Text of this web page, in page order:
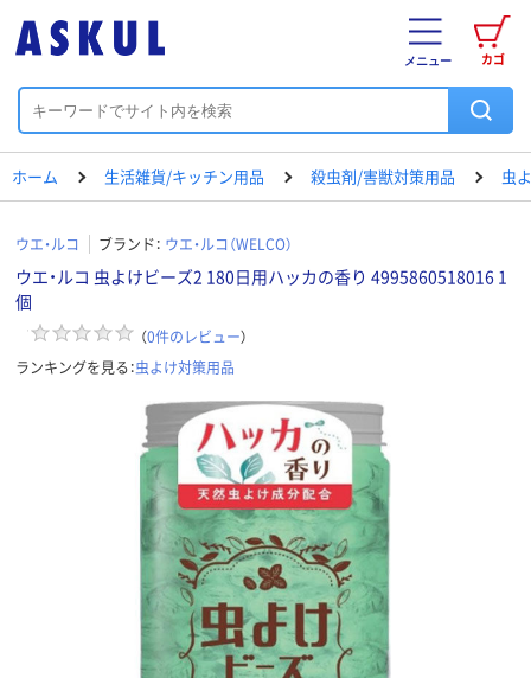
カゴ
メニュー
ホーム 生活雑貨/キッチン用品 殺虫剤/害獣対策用品 虫
ウエ・ルコ ブランド： ウエ・ルコ（WELCO）
ウエ・ルコ 虫よけビーズ2 180日用ハッカの香り 4995860518016 1
個
（0件のレビュー）
ランキングを見る：虫よけ対策用品